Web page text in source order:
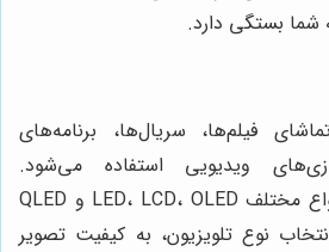
شما بستگی دارد.
فیلم‌ها، سریال‌ها، برنامه‌های
ویدیویی استفاده می‌شود.
تلویزیون‌ها، در انواع مختلف LED، LCD، OLED و QLED
نوع تلویزیون، به کیفیت تصویر